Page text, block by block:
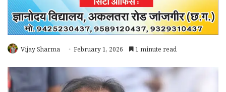
Vijay Sharma February 1, 2026 1 minute read